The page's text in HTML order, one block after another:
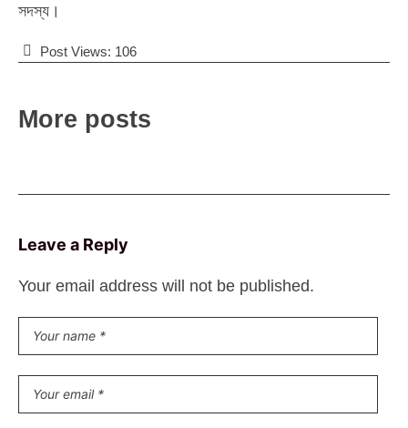
সদস্য।
Post Views: 106
More posts
Leave a Reply
Your email address will not be published.